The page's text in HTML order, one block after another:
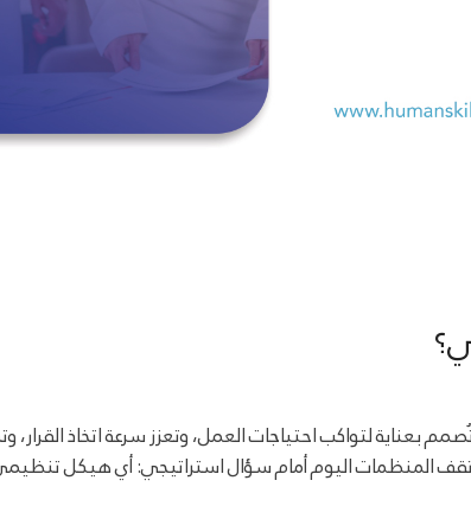
لتواكب احتياجات العمل، وتعزز سرعة اتخاذ القرار،
تقف المنظمات اليوم أمام سؤال استراتيجي: أي هيكل